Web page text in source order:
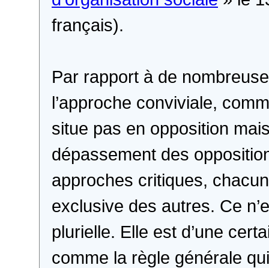
français).
Par rapport à de
l’approche conviviale,
situe pas en opposition
dépassement des
approches critiques,
exclusive des autres. Ce
plurielle. Elle est d’une
comme la règle générale